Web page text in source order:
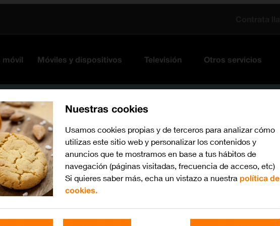
móvil Móviles y dispositivos Televisión Otros servicios
Nuestras cookies
Usamos cookies propias y de terceros para analizar cómo
utilizas este sitio web y personalizar los contenidos y
anuncios que te mostramos en base a tus hábitos de
navegación (páginas visitadas, frecuencia de acceso, etc)
Si quieres saber más, echa un vistazo a nuestra política de
cookies.